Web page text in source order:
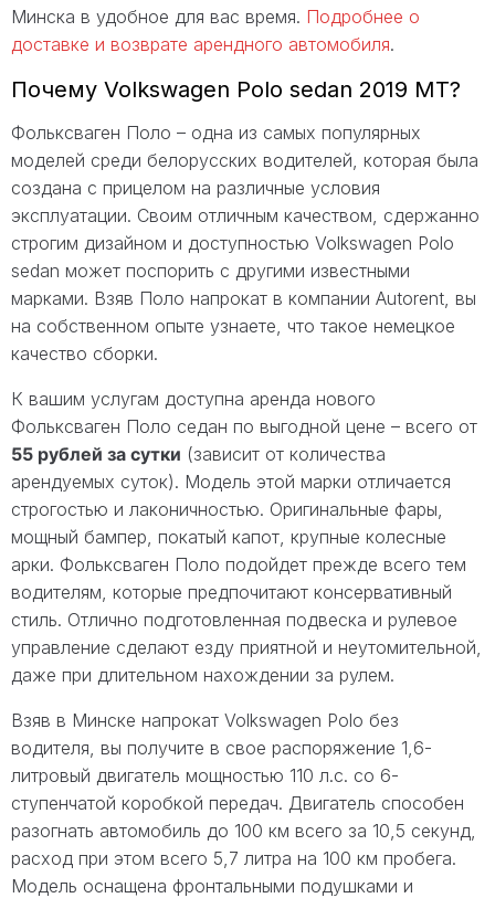
Минска в удобное для вас время. Подробнее о
доставке и возврате арендного автомобиля.
Почему Volkswagen Polo sedan 2019 MT?
Фольксваген Поло – одна из самых популярных
моделей среди белорусских водителей, которая была
создана с прицелом на различные условия
эксплуатации. Своим отличным качеством, сдержанно
строгим дизайном и доступностью Volkswagen Polo
sedan может поспорить с другими известными
марками. Взяв Поло напрокат в компании Autorent, вы
на собственном опыте узнаете, что такое немецкое
качество сборки.
К вашим услугам доступна аренда нового
Фольксваген Поло седан по выгодной цене – всего от
55 рублей за сутки (зависит от количества
арендуемых суток). Модель этой марки отличается
строгостью и лаконичностью. Оригинальные фары,
мощный бампер, покатый капот, крупные колесные
арки. Фольксваген Поло подойдет прежде всего тем
водителям, которые предпочитают консервативный
стиль. Отлично подготовленная подвеска и рулевое
управление сделают езду приятной и неутомительной,
даже при длительном нахождении за рулем.
Взяв в Минске напрокат Volkswagen Polo без
водителя, вы получите в свое распоряжение 1,6-
литровый двигатель мощностью 110 л.с. со 6-
ступенчатой коробкой передач. Двигатель способен
разогнать автомобиль до 100 км всего за 10,5 секунд,
расход при этом всего 5,7 литра на 100 км пробега.
Модель оснащена фронтальными подушками и